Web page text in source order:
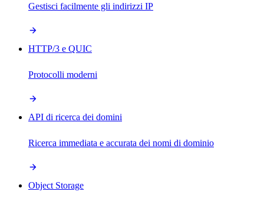
Gestisci facilmente gli indirizzi IP
HTTP/3 e QUIC
Protocolli moderni
API di ricerca dei domini
Ricerca immediata e accurata dei nomi di dominio
Object Storage